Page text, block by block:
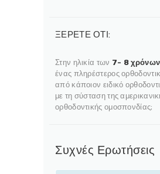
ΞΕΡΕΤΕ ΟΤΙ:
Στην ηλικία των 7- 8 χρόνων
ένας πληρέστερος
από κάποιον ειδικό
με τη σύσταση της
ορθοδοντικής ομοσπονδίας;
Συχνές Ερωτήσεις